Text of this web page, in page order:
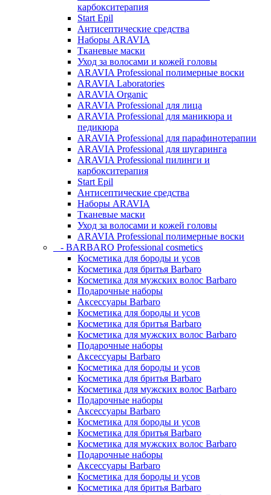
карбокситерапия
Start Epil
Антисептические средства
Наборы ARAVIA
Тканевые маски
Уход за волосами и кожей головы
ARAVIA Professional полимерные воски
ARAVIA Laboratories
ARAVIA Organic
ARAVIA Professional для лица
ARAVIA Professional для маникюра и
педикюра
ARAVIA Professional для парафинотерапии
ARAVIA Professional для шугаринга
ARAVIA Professional пилинги и
карбокситерапия
Start Epil
Антисептические средства
Наборы ARAVIA
Тканевые маски
Уход за волосами и кожей головы
ARAVIA Professional полимерные воски
- BARBARO Professional cosmetics
Косметика для бороды и усов
Косметика для бритья Barbaro
Косметика для мужских волос Barbaro
Подарочные наборы
Аксессуары Barbaro
Косметика для бороды и усов
Косметика для бритья Barbaro
Косметика для мужских волос Barbaro
Подарочные наборы
Аксессуары Barbaro
Косметика для бороды и усов
Косметика для бритья Barbaro
Косметика для мужских волос Barbaro
Подарочные наборы
Аксессуары Barbaro
Косметика для бороды и усов
Косметика для бритья Barbaro
Косметика для мужских волос Barbaro
Подарочные наборы
Аксессуары Barbaro
Косметика для бороды и усов
Косметика для бритья Barbaro